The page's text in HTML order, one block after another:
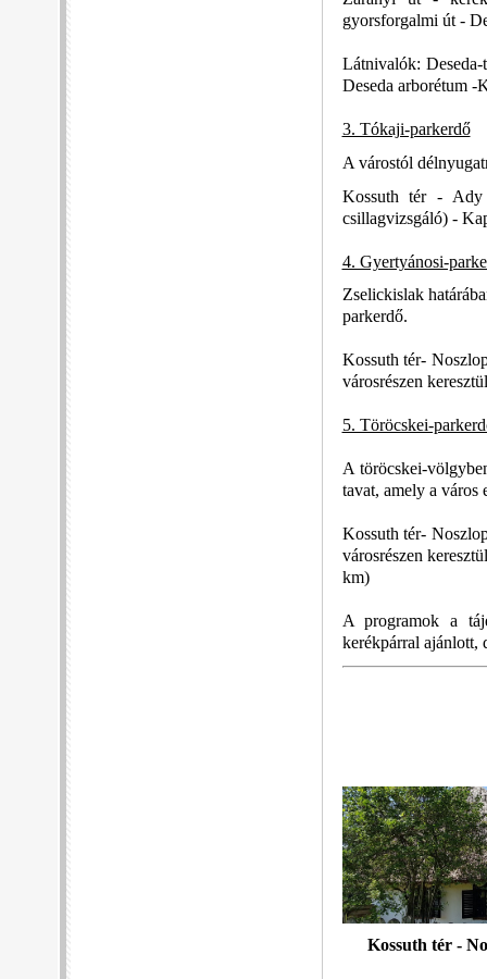
gyorsforgalmi út -
Látnivalók:
Deseda arborétum
3. Tókaji-parkerdő
A várostól
Kossuth tér -
csillagvizsgáló) -
4. Gyertyánosi-
Zselickislak
parkerdő.
Kossuth tér-
városrészen
5. Töröcskei-
A töröcskei-
tavat, amely a város
Kossuth tér-
városrészen
km)
A programok a
kerékpárral ajánlott,
Kossuth tér -